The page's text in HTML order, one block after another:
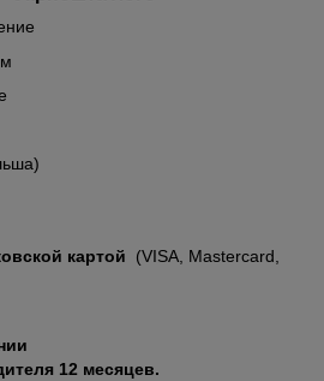
картой
(VISA, Mastercard,
12 месяцев.